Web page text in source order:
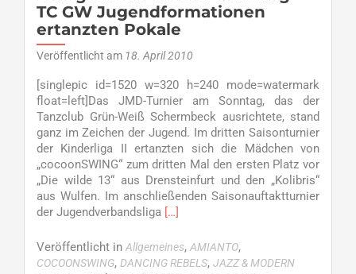
TC GW Jugendformationen
ertanzten Pokale
Veröffentlicht am 18. April 2010
[singlepic id=1520 w=320 h=240 mode=watermark
float=left]Das JMD-Turnier am Sonntag, das der
Tanzclub Grün-Weiß Schermbeck ausrichtete, stand
ganz im Zeichen der Jugend. Im dritten Saisonturnier
der Kinderliga II ertanzten sich die Mädchen von
„cocoonSWING“ zum dritten Mal den ersten Platz vor
„Die wilde 13“ aus Drensteinfurt und den „Kolibris“
aus Wulfen. Im anschließenden Saisonauftaktturnier
der Jugendverbandsliga Read
about
Erfolgreicher
[…]
Veröffentlicht in Allgemeines, AMIANTO,
COCOONSWING, DANCING REBELS, JAZZ & MODERN